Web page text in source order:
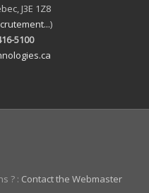
J3E 1Z8
)
5100
? : Contact the Webmaster